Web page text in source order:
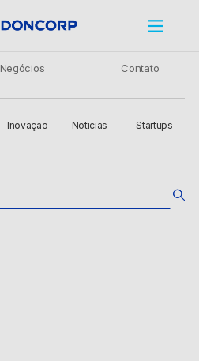
Negócios Contato
Inovação Noticias Startups